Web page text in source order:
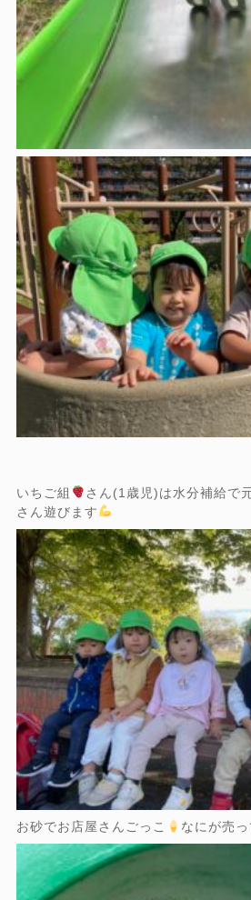
いちご組
さん(1歳児)は水分補給で
さん遊びます
お砂でお店屋さんごっこ なにが売